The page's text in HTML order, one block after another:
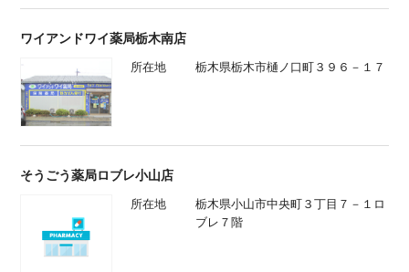
ワイアンドワイ薬局栃木南店
所在地 栃木県栃木市樋ノ口町３９６－１７
そうごう薬局ロブレ小山店
所在地
栃木県小山市中央町３丁目７－１ロ
ブレ７階